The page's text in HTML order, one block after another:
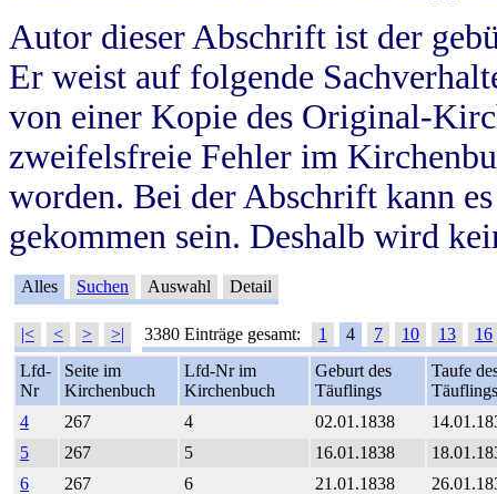
Autor dieser Abschrift ist der
Er weist auf folgende
von einer Kopie des Original-
zweifelsfreie Fehler im
worden. Bei der Abschrift kann
gekommen sein. Deshalb wird
Alles Suchen Auswahl Detail
|< < > >| 3380 Einträge gesamt: 1 4 7 10 13
16
Lfd-
Nr
Seite im
Kirchenbuch
Lfd-Nr im
Kirchenbuch
Geburt des
Täuflings
Taufe
Täuflings
4
267 4 02.01.1838
5
267 5 16.01.1838
6
267 6 21.01.1838